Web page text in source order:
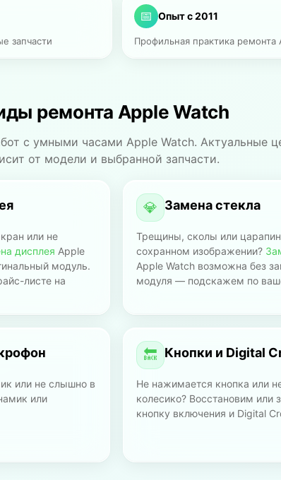
запчасти
📅 Опыт с 2011
Профильная практика ремонта
ремонта Apple Watch
с умными часами Apple Watch. Актуальные
от модели и выбранной запчасти.
или не
дисплея Apple
модуль.
листе на
💎 Замена стекла
Трещины, сколы или
сохранном изображении?
Apple Watch возможна без
модуля — подскажем по
или не слышно в
или
🔙 Кнопки и Digital
Не нажимается кнопка или
колесико? Восстановим или
кнопку включения и Digital